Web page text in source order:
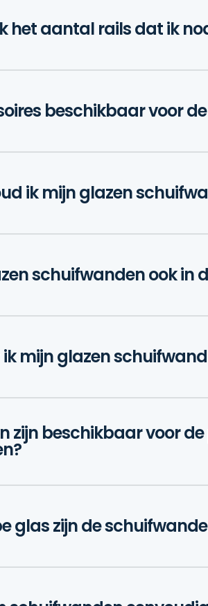
het aantal rails dat ik
beschikbaar voor
ik mijn glazen
schuifwanden ook in
ik mijn glazen
zijn beschikbaar voor
glas zijn de